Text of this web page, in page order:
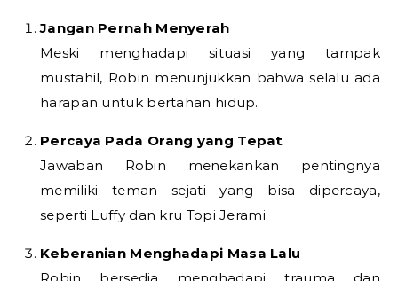
Jangan Pernah Menyerah
Meski menghadapi situasi yang tampak
mustahil, Robin menunjukkan bahwa selalu ada
harapan untuk bertahan hidup.
Percaya Pada Orang yang Tepat
Jawaban Robin menekankan pentingnya
memiliki teman sejati yang bisa dipercaya,
seperti Luffy dan kru Topi Jerami.
Keberanian Menghadapi Masa Lalu